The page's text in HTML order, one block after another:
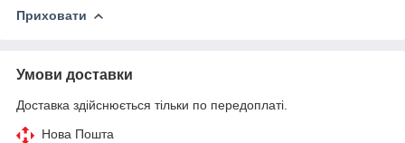
Приховати
Умови доставки
Доставка здійснюється тільки по передоплаті.
Нова Пошта